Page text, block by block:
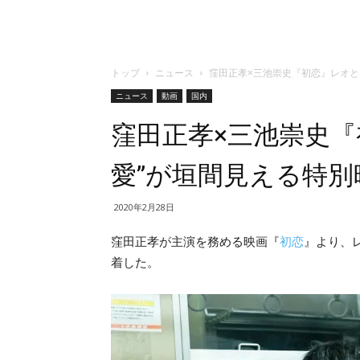
トップ ニュース 窪田正孝×三池崇史『初恋』レオ
ニュース 動画 国内
窪田正孝×三池崇史
愛”が垣間見える特
2020年2月28日
窪田正孝が主演を務める映画『初恋 』より、
着した。